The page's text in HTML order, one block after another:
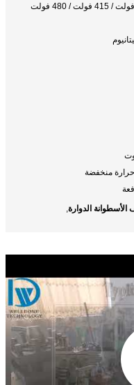
حرارة منخفضة
,